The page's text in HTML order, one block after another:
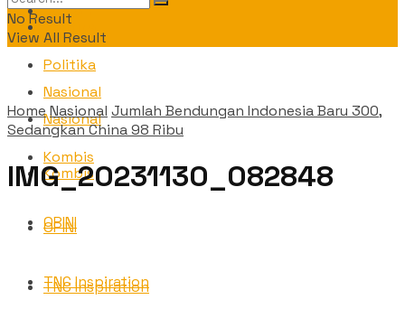
Politika
Nasional
Kombis
OPINI
TNC Inspiration
Daerah
Politika
Nasional
Kombis
OPINI
TNC Inspiration
No Result
View All Result
HomeNasional Jumlah Bendungan Indonesia Baru 300,
Sedangkan China 98 Ribu
IMG_20231130_082848